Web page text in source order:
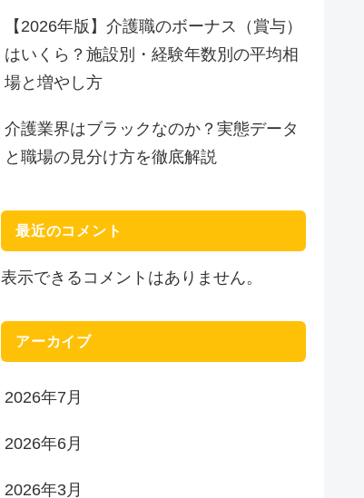
【2026年版】介護職のボーナス（賞与）
はいくら？施設別・経験年数別の平均相
場と増やし方
介護業界はブラックなのか？実態データ
と職場の見分け方を徹底解説
最近のコメント
表示できるコメントはありません。
アーカイブ
2026年7月
2026年6月
2026年3月